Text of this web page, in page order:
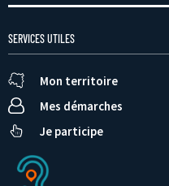
SERVICES UTILES
Mon territoire
Mes démarches
Je participe